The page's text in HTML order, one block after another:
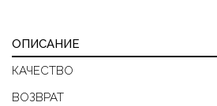
ОПИСАНИЕ
КАЧЕСТВО
ВОЗВРАТ